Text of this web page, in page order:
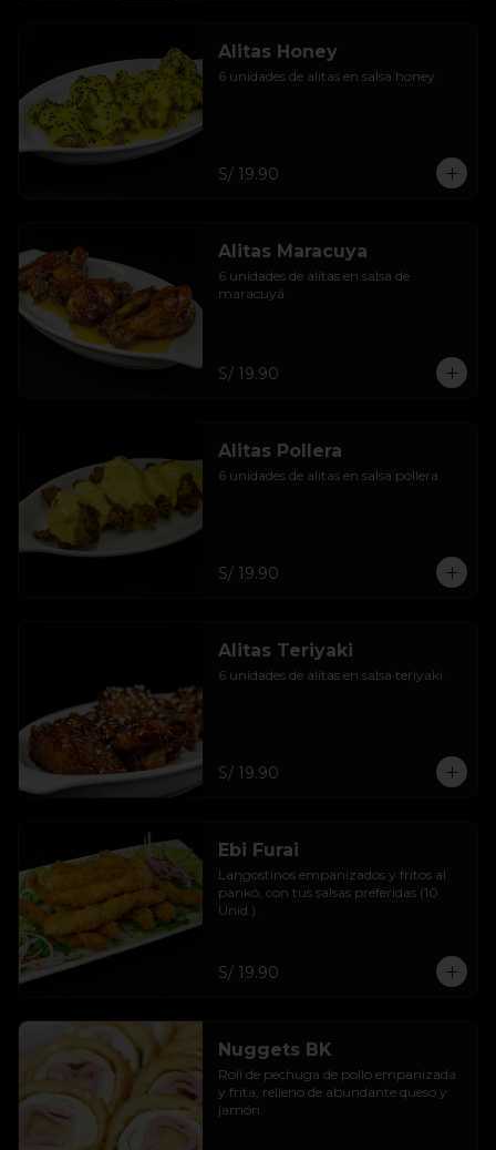
Alitas Honey
6 unidades de alitas en salsa honey.
S/ 19.90
Alitas Maracuya
6 unidades de alitas en salsa de
maracuyá.
S/ 19.90
Alitas Pollera
6 unidades de alitas en salsa pollera.
S/ 19.90
Alitas Teriyaki
6 unidades de alitas en salsa teriyaki.
S/ 19.90
Ebi Furai
Langostinos empanizados y fritos al
pankó, con tus salsas preferidas (10
Unid.).
S/ 19.90
Nuggets BK
Roll de pechuga de pollo empanizada
y frita, relleno de abundante queso y
jamón.